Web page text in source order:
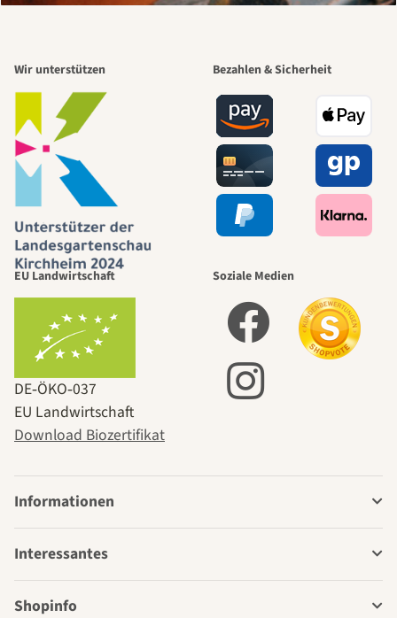
Wir unterstützen Bezahlen & Sicherheit
EU Landwirtschaft
DE‑ÖKO‑037
EU Landwirtschaft
Download Biozertifikat
Soziale Medien
Informationen
Interessantes
Shopinfo